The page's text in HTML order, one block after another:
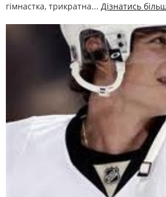
гімнастка, трикратна... Дізнатись